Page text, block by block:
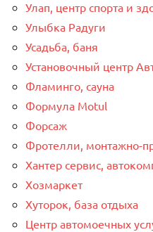
Улап, центр спорта и
Улыбка Радуги
Усадьба, баня
Установочный центр
Фламинго, сауна
Формула Motul
Форсаж
Фротелли, монтажно-
Хантер сервис,
Хозмаркет
Хуторок, база отдыха
Центр автомоечных